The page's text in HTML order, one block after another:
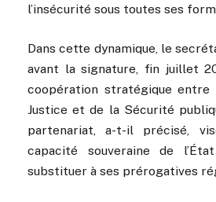
l’insécurité sous toutes ses
Dans cette dynamique, le
avant la signature, fin juillet
coopération stratégique
Justice et de la Sécurité
partenariat, a-t-il précisé,
capacité souveraine de
substituer à ses prérogatives